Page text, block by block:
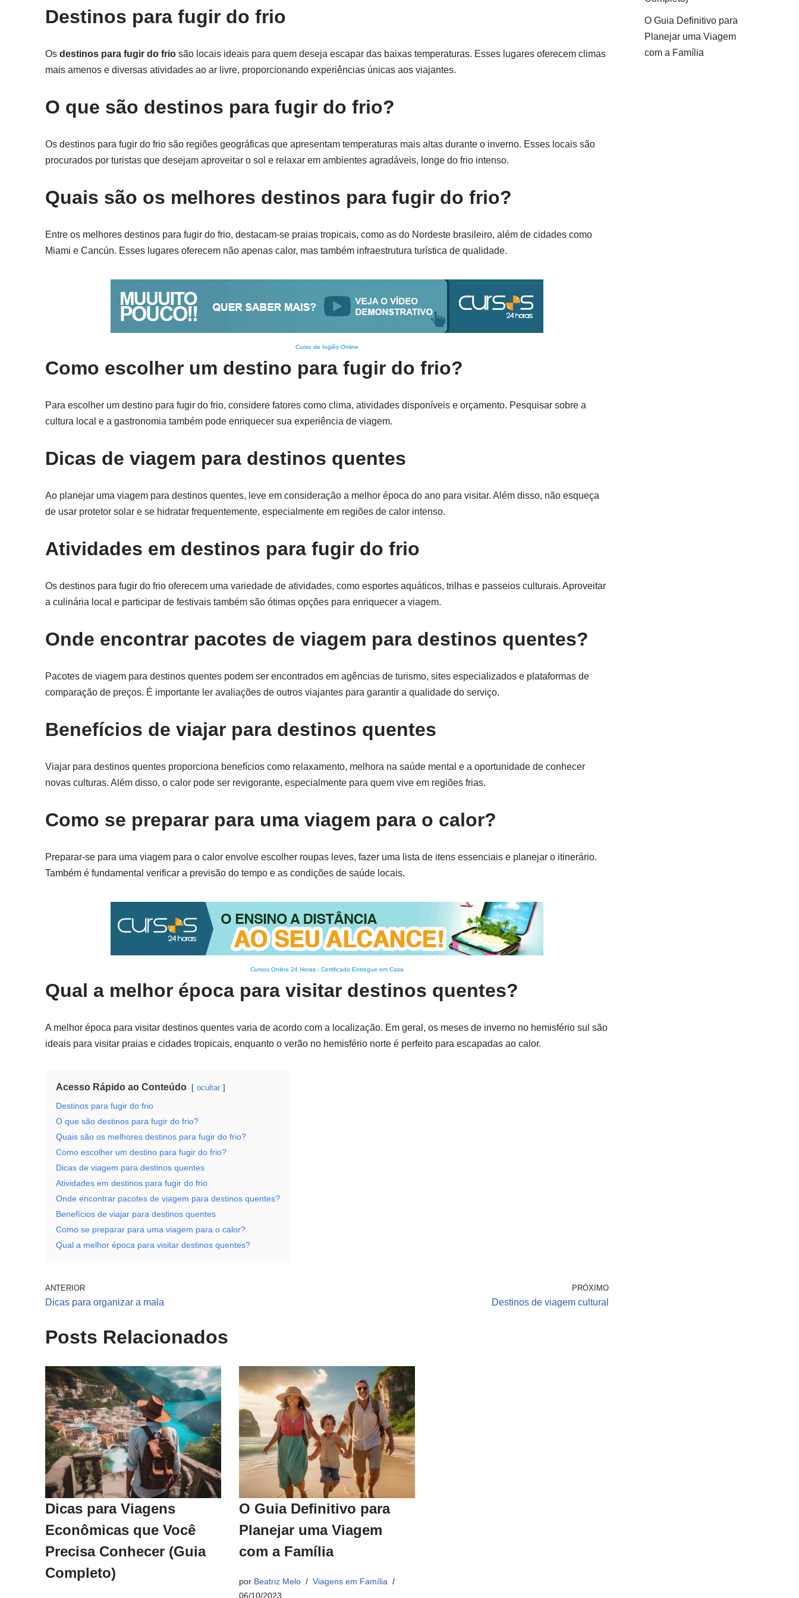
Destinos para fugir do frio
Os destinos para fugir do frio são locais ideais para quem deseja escapar das baixas temperaturas. Esses lugares oferecem climas
mais amenos e diversas atividades ao ar livre, proporcionando experiências únicas aos viajantes.
O que são destinos para fugir do frio?
Os destinos para fugir do frio são regiões geográficas que apresentam temperaturas mais altas durante o inverno. Esses locais são
procurados por turistas que desejam aproveitar o sol e relaxar em ambientes agradáveis, longe do frio intenso.
Quais são os melhores destinos para fugir do frio?
Entre os melhores destinos para fugir do frio, destacam-se praias tropicais, como as do Nordeste brasileiro, além de cidades como
Miami e Cancún. Esses lugares oferecem não apenas calor, mas também infraestrutura turística de qualidade.
Curso de Inglês Online
Como escolher um destino para fugir do frio?
Para escolher um destino para fugir do frio, considere fatores como clima, atividades disponíveis e orçamento. Pesquisar sobre a
cultura local e a gastronomia também pode enriquecer sua experiência de viagem.
Dicas de viagem para destinos quentes
Ao planejar uma viagem para destinos quentes, leve em consideração a melhor época do ano para visitar. Além disso, não esqueça
de usar protetor solar e se hidratar frequentemente, especialmente em regiões de calor intenso.
Atividades em destinos para fugir do frio
Os destinos para fugir do frio oferecem uma variedade de atividades, como esportes aquáticos, trilhas e passeios culturais. Aproveitar
a culinária local e participar de festivais também são ótimas opções para enriquecer a viagem.
Onde encontrar pacotes de viagem para destinos quentes?
Pacotes de viagem para destinos quentes podem ser encontrados em agências de turismo, sites especializados e plataformas de
comparação de preços. É importante ler avaliações de outros viajantes para garantir a qualidade do serviço.
Benefícios de viajar para destinos quentes
Viajar para destinos quentes proporciona benefícios como relaxamento, melhora na saúde mental e a oportunidade de conhecer
novas culturas. Além disso, o calor pode ser revigorante, especialmente para quem vive em regiões frias.
Como se preparar para uma viagem para o calor?
Preparar-se para uma viagem para o calor envolve escolher roupas leves, fazer uma lista de itens essenciais e planejar o itinerário.
Também é fundamental verificar a previsão do tempo e as condições de saúde locais.
Cursos Online 24 Horas- Certificado Entregue em Casa
Qual a melhor época para visitar destinos quentes?
A melhor época para visitar destinos quentes varia de acordo com a localização. Em geral, os meses de inverno no hemisfério sul são
ideais para visitar praias e cidades tropicais, enquanto o verão no hemisfério norte é perfeito para escapadas ao calor.
Acesso Rápido ao Conteúdo ocultar
Destinos para fugir do frio
O que são destinos para fugir do frio?
Quais são os melhores destinos para fugir do frio?
Como escolher um destino para fugir do frio?
Dicas de viagem para destinos quentes
Atividades em destinos para fugir do frio
Onde encontrar pacotes de viagem para destinos quentes?
Benefícios de viajar para destinos quentes
Como se preparar para uma viagem para o calor?
Qual a melhor época para visitar destinos quentes?
ANTERIOR
Dicas para organizar a mala
PRÓXIMO
Destinos de viagem cultural
Posts Relacionados
Dicas para Viagens
Econômicas que Você
Precisa Conhecer (Guia
Completo)
O Guia Definitivo para
Planejar uma Viagem
com a Família
por Beatriz Melo
Viagens em Família
06/10/2023
O Guia Definitivo para
Planejar uma Viagem
com a Família